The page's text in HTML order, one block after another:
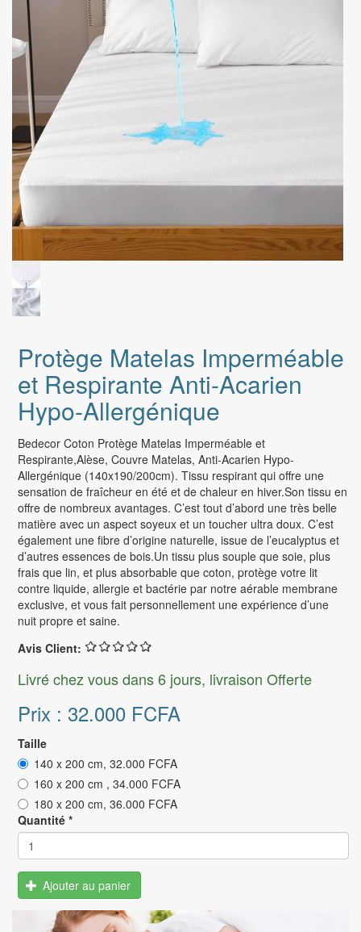
Protège Matelas Imperméable
et Respirante Anti-Acarien
Hypo-Allergénique
Bedecor Coton Protège Matelas Imperméable et
Respirante,Alèse, Couvre Matelas, Anti-Acarien Hypo-
Allergénique (140x190/200cm). Tissu respirant qui offre une
sensation de fraîcheur en été et de chaleur en hiver.Son tissu en
offre de nombreux avantages. C’est tout d’abord une très belle
matière avec un aspect soyeux et un toucher ultra doux. C’est
également une fibre d’origine naturelle, issue de l’eucalyptus et
d’autres essences de bois.Un tissu plus souple que soie, plus
frais que lin, et plus absorbable que coton, protège votre lit
contre liquide, allergie et bactérie par notre aérable membrane
exclusive, et vous fait personnellement une expérience d’une
nuit propre et saine.
Avis Client:
Livré chez vous dans 6 jours, livraison Offerte
Prix : 32.000 FCFA
Taille
140 x 200 cm, 32.000 FCFA
160 x 200 cm , 34.000 FCFA
180 x 200 cm, 36.000 FCFA
Quantité *
Ajouter au panier